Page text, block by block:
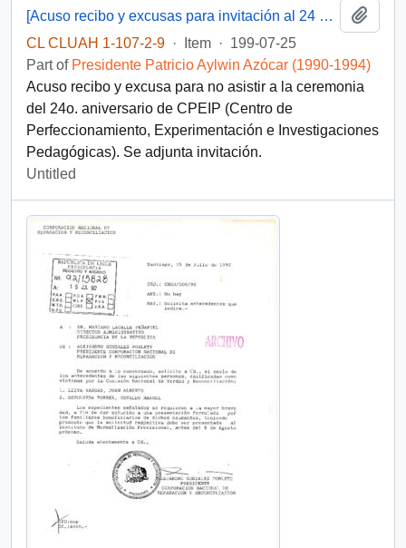
[Acuso recibo y excusas para invitación al 24 aniversario del CPEIP]
CL CLUAH 1-107-2-9 · Item · 199-07-25
Part of Presidente Patricio Aylwin Azócar (1990-1994)
Acuso recibo y excusa para no asistir a la ceremonia
del 24o. aniversario de CPEIP (Centro de
Perfeccionamiento, Experimentación e Investigaciones
Pedagógicas). Se adjunta invitación.
Untitled